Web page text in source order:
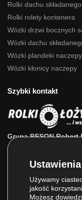
Rolki dachu
Rolki rolety kontenera
Wózki drzwi bocznych
Wózki dachu
Wózki plandeki naczepy
Wózki kłonicy naczepy
Szybki kontakt
Grupa BESON Robert
ul. Powstańców Wlkp.
E-mail:
Używamy
jakość
Możesz